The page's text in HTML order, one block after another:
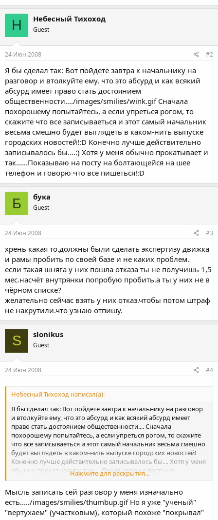
Н Небесный Тихоход
Guest
24 Июн 2008 #2
Я бы сделал так: Вот пойдете завтра к начальнику на
разговор и втолкуйте ему, что это абсурд и как всякий
абсурд имеет право стать достоянием
общественности..../images/smilies/wink.gif Сначала
похорошему попытайтесь, а если упреться рогом, то
скажите что все записываеться и этот самый начальник
весьма смешно будет выглядеть в каком-нить выпуске
городских новостей!:D Конечно лучше действительно
записывалось бы....:) Хотя у меня обычно прокатывает и
так......Показываю на посту на болтающейся на шее
телефон и говорю что все пишеться!:D
Б бука
Guest
24 Июн 2008 #3
хрень какая то.должны были сделать экспертизу движка
и рамы пробить по своей базе и не каких проблем.
если такая шняга у них пошла отказа ты не получишь 1,5
мес.насчёт внутрянки попробую пробить.а ты у них не в
чёрном списке?
желательно сейчас взять у них отказ.чтобы потом штраф
не накрутили.что узнаю отпишу.
S slonikus
Guest
24 Июн 2008 #4
Небесный Тихоход написал(а):
Я бы сделал так: Вот пойдете завтра к начальнику на разговор
и втолкуйте ему, что это абсурд и как всякий абсурд имеет
право стать достоянием общественности.... Сначала
похорошему попытайтесь, а если упреться рогом, то скажите
что все записываеться и этот самый начальник весьма смешно
будет выглядеть в каком-нить выпуске городских новостей!
Конечно лучше действительно записывалось бы.... Хотя у меня
обычно прокатывает и так......Показываю на посту на
болтающейся на шее телефон и говорю что все пишеться!
Нажмите для раскрытия...
Мысль записать сей разговор у меня изначально
есть...../images/smilies/thumbup.gif Но я уже "ученый"
"вертухаем" (участковым), который похоже "покрывал"